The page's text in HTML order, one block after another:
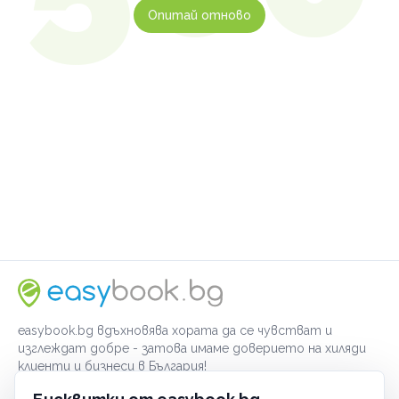
Опитай отново
easybook.bg вдъхновява хората да се чувстват и
изглеждат добре - затова имаме доверието на хиляди
клиенти и бизнеси в България!